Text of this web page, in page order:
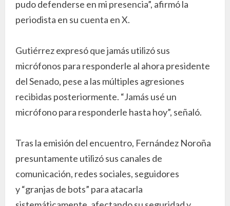
pudo defenderse en mi presencia”, afirmó la
periodista en su cuenta en X.
Gutiérrez expresó que jamás utilizó sus
micrófonos para responderle al ahora presidente
del Senado, pese a las múltiples agresiones
recibidas posteriormente. “Jamás usé un
micrófono para responderle hasta hoy”, señaló.
Tras la emisión del encuentro, Fernández Noroña
presuntamente utilizó sus canales de
comunicación, redes sociales, seguidores
y “granjas de bots” para atacarla